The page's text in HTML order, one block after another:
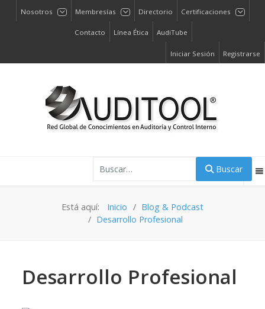
Nosotros Membresías Directorio Certificaciones
Contacto Línea Ética AudiTube
Iniciar Sesión Registrarse
Buscar
Está aquí: Inicio
Blog & Podcast
Desarrollo Profesional
Desarrollo Profesional